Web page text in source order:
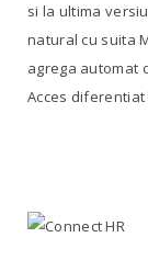
si la ultima
natural cu suita
agrega automat
Acces